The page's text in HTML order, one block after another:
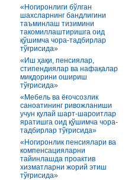
«Ногиронлиги бўлган
шахсларнинг бандлигини
таъминлаш тизимини
такомиллаштиришга оид
қўшимча чора-тадбирлар
тўғрисида»
«Иш ҳақи, пенсиялар,
стипендиялар ва нафақалар
миқдорини ошириш
тўғрисида»
«Мебель ва ёғочсозлик
саноатининг ривожланиши
учун қулай шарт-шароитлар
яратишга оид қўшимча чора-
тадбирлар тўғрисида»
«Ногиронлик пенсиялари ва
компенсацияларни
тайинлашда проактив
хизматларни жорий этиш
тўғрисида»